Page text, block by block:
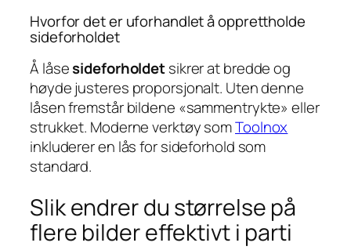
Hvorfor det er uforhandlet å opprettholde
sideforholdet
Å låsesideforholdetsikrer at bredde og
høyde justeres proporsjonalt. Uten denne
låsen fremstår bildene «sammentrykte» eller
strukket. Moderne verktøy somToolnox
inkluderer en lås for sideforhold som
standard.
Slik endrer du størrelse på
flere bilder effektivt i parti